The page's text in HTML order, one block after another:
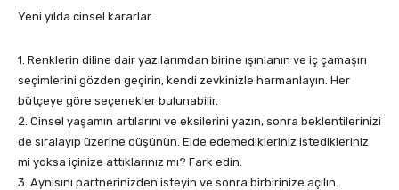
Yeni yılda cinsel kararlar
1. Renklerin diline dair yazılarımdan birine ışınlanın ve iç çamaşırı
seçimlerini gözden geçirin, kendi zevkinizle harmanlayın. Her
bütçeye göre seçenekler bulunabilir.
2. Cinsel yaşamın artılarını ve eksilerini yazın, sonra beklentilerinizi
de sıralayıp üzerine düşünün. Elde edemedikleriniz istedikleriniz
mi yoksa içinize attıklarınız mı? Fark edin.
3. Aynısını partnerinizden isteyin ve sonra birbirinize açılın.